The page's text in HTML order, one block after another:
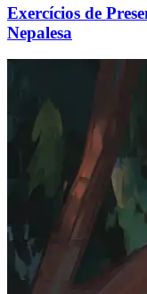
Exercícios de
Nepalesa